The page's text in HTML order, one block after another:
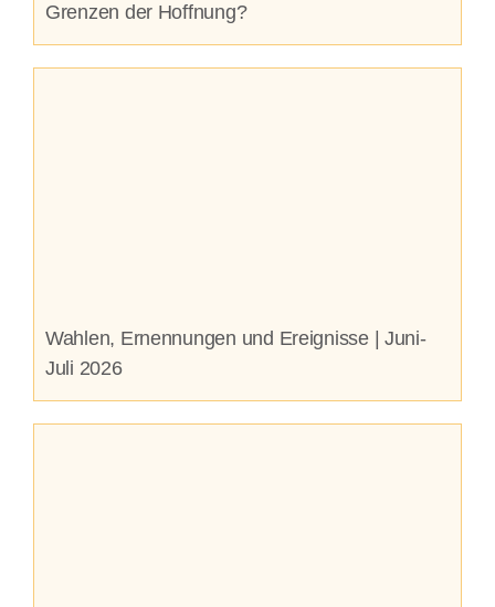
Grenzen der Hoffnung?
Wahlen, Ernennungen und Ereignisse | Juni-
Juli 2026